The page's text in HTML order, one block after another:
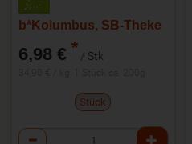
b*Kolumbus, SB-Theke
6,98 € * / Stk
Stück
Anzahl